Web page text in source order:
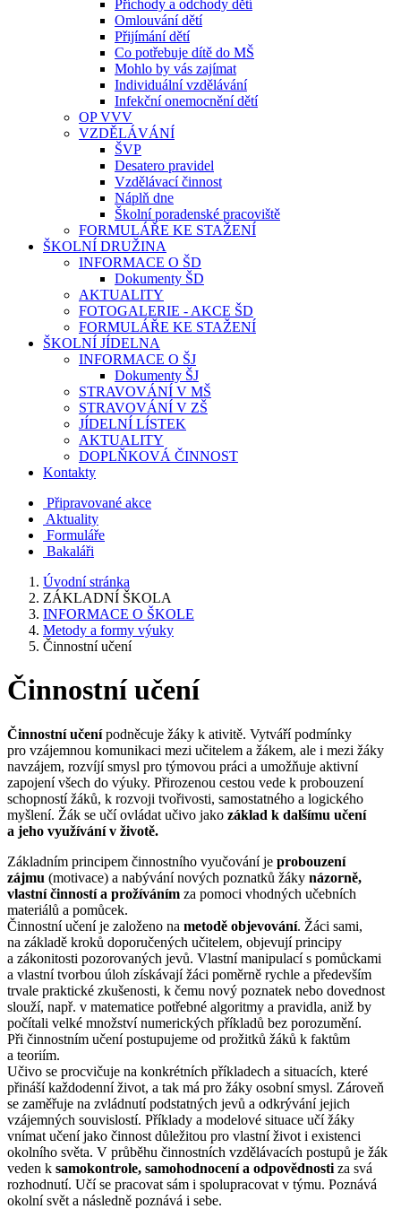
Příchody a odchody dětí
Omlouvání dětí
Přijímání dětí
Co potřebuje dítě do MŠ
Mohlo by vás zajímat
Individuální vzdělávání
Infekční onemocnění dětí
OP VVV
VZDĚLÁVÁNÍ
ŠVP
Desatero pravidel
Vzdělávací činnost
Náplň dne
Školní poradenské pracoviště
FORMULÁŘE KE STAŽENÍ
ŠKOLNÍ DRUŽINA
INFORMACE O ŠD
Dokumenty ŠD
AKTUALITY
FOTOGALERIE - AKCE ŠD
FORMULÁŘE KE STAŽENÍ
ŠKOLNÍ JÍDELNA
INFORMACE O ŠJ
Dokumenty ŠJ
STRAVOVÁNÍ V MŠ
STRAVOVÁNÍ V ZŠ
JÍDELNÍ LÍSTEK
AKTUALITY
DOPLŇKOVÁ ČINNOST
Kontakty
Připravované akce
Aktuality
Formuláře
Bakaláři
Úvodní stránka
ZÁKLADNÍ ŠKOLA
INFORMACE O ŠKOLE
Metody a formy výuky
Činnostní učení
Činnostní učení
Činnostní učenípodněcuje žáky k ativitě. Vytváří podmínky
pro vzájemnou komunikaci mezi učitelem a žákem, ale i mezi žáky
navzájem, rozvíjí smysl pro týmovou práci a umožňuje aktivní
zapojení všech do výuky. Přirozenou cestou vede k probouzení
schopností žáků, k rozvoji tvořivosti, samostatného a logického
myšlení. Žák se učí ovládat učivo jako základ k dalšímu učení
a jeho využívání v životě.
Základním principem činnostního vyučování je probouzení
zájmu (motivace) a nabývání nových poznatků žáky názorně,
vlastní činností a prožíváním za pomoci vhodných učebních
materiálů a pomůcek.
Činnostní učení je založeno na metodě objevování. Žáci sami,
na základě kroků doporučených učitelem, objevují principy
a zákonitosti pozorovaných jevů. Vlastní manipulací s pomůckami
a vlastní tvorbou úloh získávají žáci poměrně rychle a především
trvale praktické zkušenosti, k čemu nový poznatek nebo dovednost
slouží, např. v matematice potřebné algoritmy a pravidla, aniž by
počítali velké množství numerických příkladů bez porozumění.
Při činnostním učení postupujeme od prožitků žáků k faktům
a teoriím.
Učivo se procvičuje na konkrétních příkladech a situacích, které
přináší každodenní život, a tak má pro žáky osobní smysl. Zároveň
se zaměřuje na zvládnutí podstatných jevů a odkrývání jejich
vzájemných souvislostí. Příklady a modelové situace učí žáky
vnímat učení jako činnost důležitou pro vlastní život i existenci
okolního světa. V průběhu činnostních vzdělávacích postupů je žák
veden k samokontrole, samohodnocení a odpovědnosti za svá
rozhodnutí. Učí se pracovat sám i spolupracovat v týmu. Poznává
okolní svět a následně poznává i sebe.